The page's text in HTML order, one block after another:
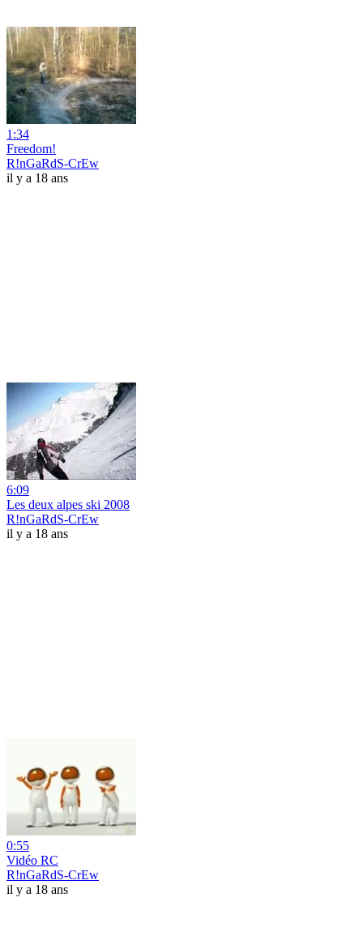
1:34
Freedom!
R!nGaRdS-CrEw
il y a 18 ans
6:09
Les deux alpes ski 2008
R!nGaRdS-CrEw
il y a 18 ans
0:55
Vidéo RC
R!nGaRdS-CrEw
il y a 18 ans